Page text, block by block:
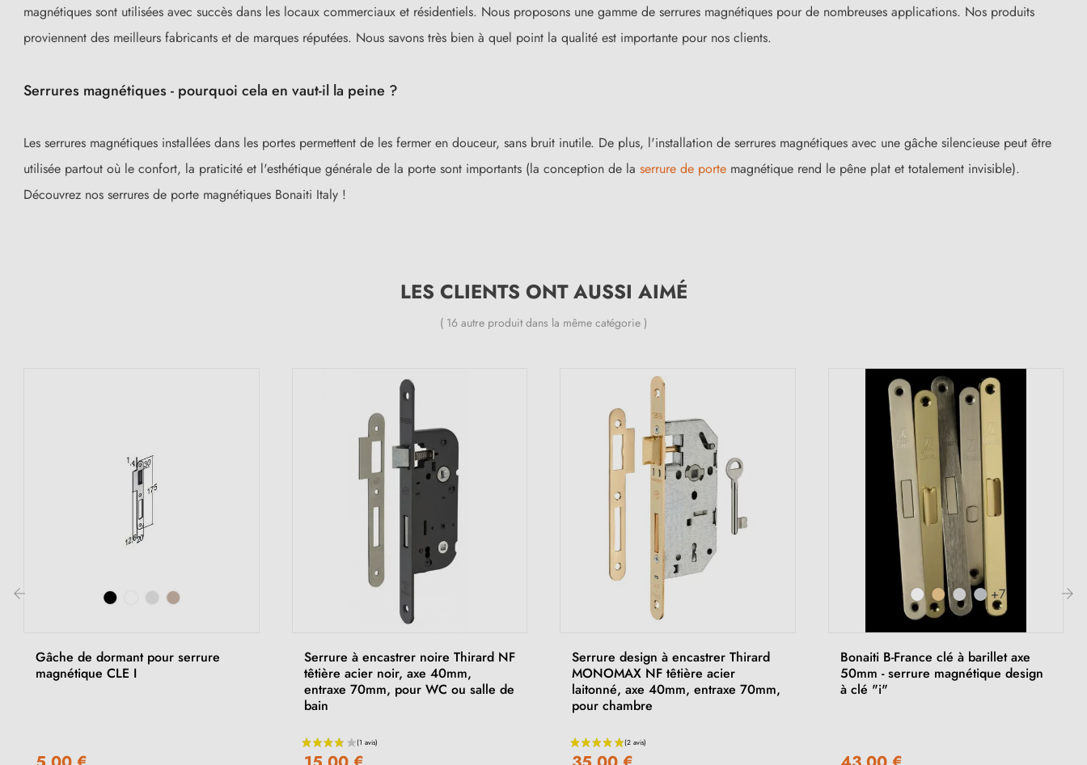
magnétiques sont utilisées avec succès dans les locaux commerciaux et résidentiels. Nous proposons une gamme de serrures magnétiques pour de nombreuses applications. Nos produits
proviennent des meilleurs fabricants et de marques réputées. Nous savons très bien à quel point la qualité est importante pour nos clients.
Serrures magnétiques - pourquoi cela en vaut-il la peine ?
Les serrures magnétiques installées dans les portes permettent de les fermer en douceur, sans bruit inutile. De plus, l'installation de serrures magnétiques avec une gâche silencieuse peut être
utilisée partout où le confort, la praticité et l'esthétique générale de la porte sont importants (la conception de la serrure de porte magnétique rend le pêne plat et totalement invisible).
Découvrez nos serrures de porte magnétiques Bonaiti Italy !
LES CLIENTS ONT AUSSI AIMÉ
( 16 autre produit dans la même catégorie )
Gâche de dormant pour serrure
magnétique CLE I
Serrure à encastrer noire Thirard NF
têtière acier noir, axe 40mm,
entraxe 70mm, pour WC ou salle de
bain
Serrure design à encastrer Thirard
MONOMAX NF têtière acier
laitonné, axe 40mm, entraxe 70mm,
pour chambre
+7
Bonaiti B-France clé à barillet axe
50mm - serrure magnétique design
à clé "i"